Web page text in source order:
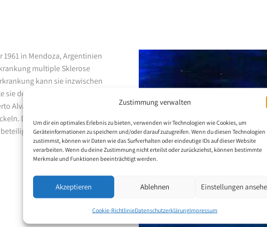
Zustimmung verwalten
Um dir ein optimales Erlebnis zu bieten, verwenden wir Technologien wie Cookies, um
Geräteinformationen zu speichern und/oder darauf zuzugreifen. Wenn du diesen Technologien
zustimmst, können wir Daten wie das Surfverhalten oder eindeutige IDs auf dieser Website
verarbeiten. Wenn du deine Zustimmung nicht erteilst oder zurückziehst, können bestimmte
Merkmale und Funktionen beeinträchtigt werden.
Akzeptieren Ablehnen Einstellungen
Cookie-RichtlinieDatenschutzerklärungImpressum
1961 in Mendoza, Argentinien
multiple Sklerose
kann sie inzwischen
sie den ersten Grundstein zur
Alvarez unterstützt sie seither in
D
ie Mundmalerin konnte
oder nahm an